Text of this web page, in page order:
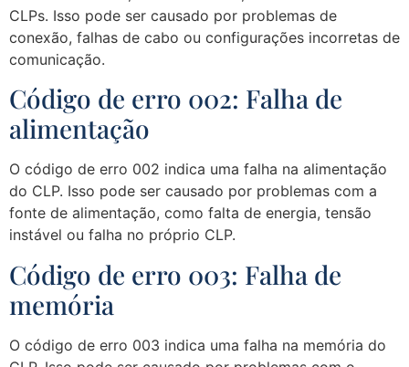
CLPs. Isso pode ser causado por problemas de
conexão, falhas de cabo ou configurações incorretas de
comunicação.
Código de erro 002: Falha de
alimentação
O código de erro 002 indica uma falha na alimentação
do CLP. Isso pode ser causado por problemas com a
fonte de alimentação, como falta de energia, tensão
instável ou falha no próprio CLP.
Código de erro 003: Falha de
memória
O código de erro 003 indica uma falha na memória do